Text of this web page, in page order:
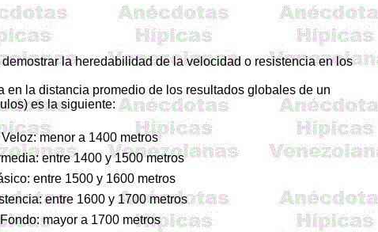
la heredabilidad de la velocidad o resistencia en los
en la distancia promedio de los resultados globales de un
es la siguiente:
Veloz: menor a 1400 metros
entre 1400 y 1500 metros
entre 1500 y 1600 metros
entre 1600 y 1700 metros
Fondo: mayor a 1700 metros